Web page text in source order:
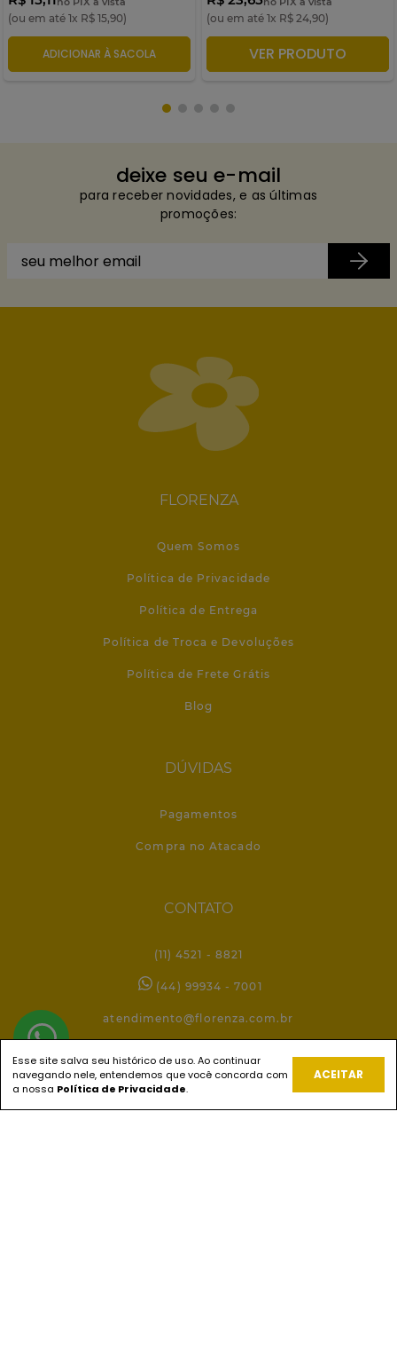
(ou em até 1x R$ 15,90)
ADICIONAR À SACOLA
(ou em até 1x R$ 24,90)
ADICIONAR À SACOLA
VER PRODUTO
deixe seu e-mail
para receber novidades, e as últimas
promoções:
FLORENZA
Quem Somos
Política de Privacidade
Política de Entrega
Política de Troca e Devoluções
Política de Frete Grátis
Blog
DÚVIDAS
Pagamentos
Compra no Atacado
CONTATO
(11) 4521 - 8821
(44) 99934 - 7001
atendimento@florenza.com.br
REDES SOCIAIS
Esse site salva seu histórico de uso. Ao continuar
navegando nele, entendemos que você concorda com
a nossa Política de Privacidade.
ACEITAR